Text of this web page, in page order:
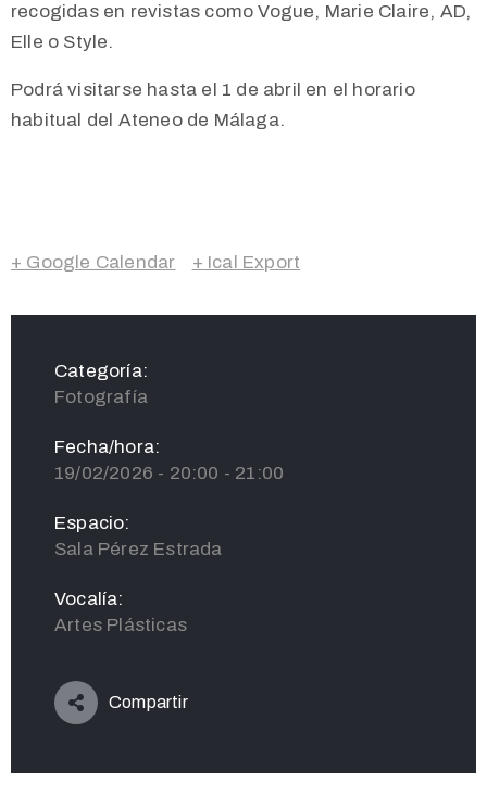
recogidas en revistas como Vogue, Marie Claire, AD,
Elle o Style.
Podrá visitarse hasta el 1 de abril en el horario
habitual del Ateneo de Málaga.
+ Google Calendar + Ical Export
Categoría:
Fotografía
Fecha/hora:
19/02/2026 - 20:00 - 21:00
Espacio:
Sala Pérez Estrada
Vocalía:
Artes Plásticas
Compartir